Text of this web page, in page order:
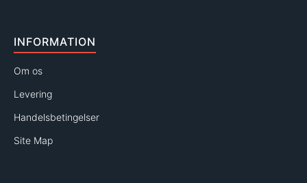
INFORMATION
Om os
Levering
Handelsbetingelser
Site Map